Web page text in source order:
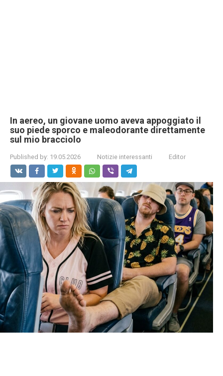
In aereo, un giovane uomo aveva appoggiato il
suo piede sporco e maleodorante direttamente
sul mio bracciolo
Published by: 19.05.2026 Notizie interessanti Editor